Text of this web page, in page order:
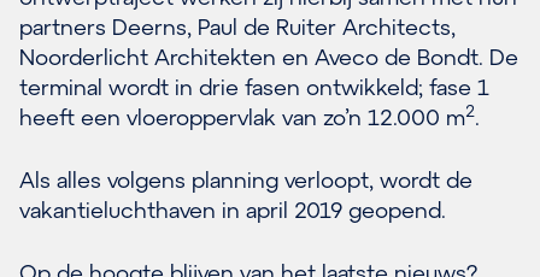
partners Deerns, Paul de Ruiter Architects,
Noorderlicht Architekten en Aveco de Bondt. De
terminal wordt in drie fasen ontwikkeld; fase 1
heeft een vloeroppervlak van zo’n 12.000 m2.
Als alles volgens planning verloopt, wordt de
vakantieluchthaven in april 2019 geopend.